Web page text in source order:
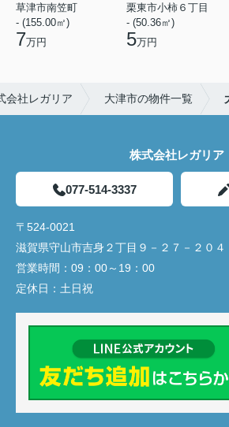
草津市南笠町
- (155.00㎡)
7万円
栗東市小柿６丁目
- (50.36㎡)
5万円
会社レガリア 大津市の物件一覧
株式会社レガリア
077-514-3337
〒524-0021
滋賀県守山市吉身２丁目９－２７－２０４
営業時間： 09：00～19：00
定休日： 土日祝